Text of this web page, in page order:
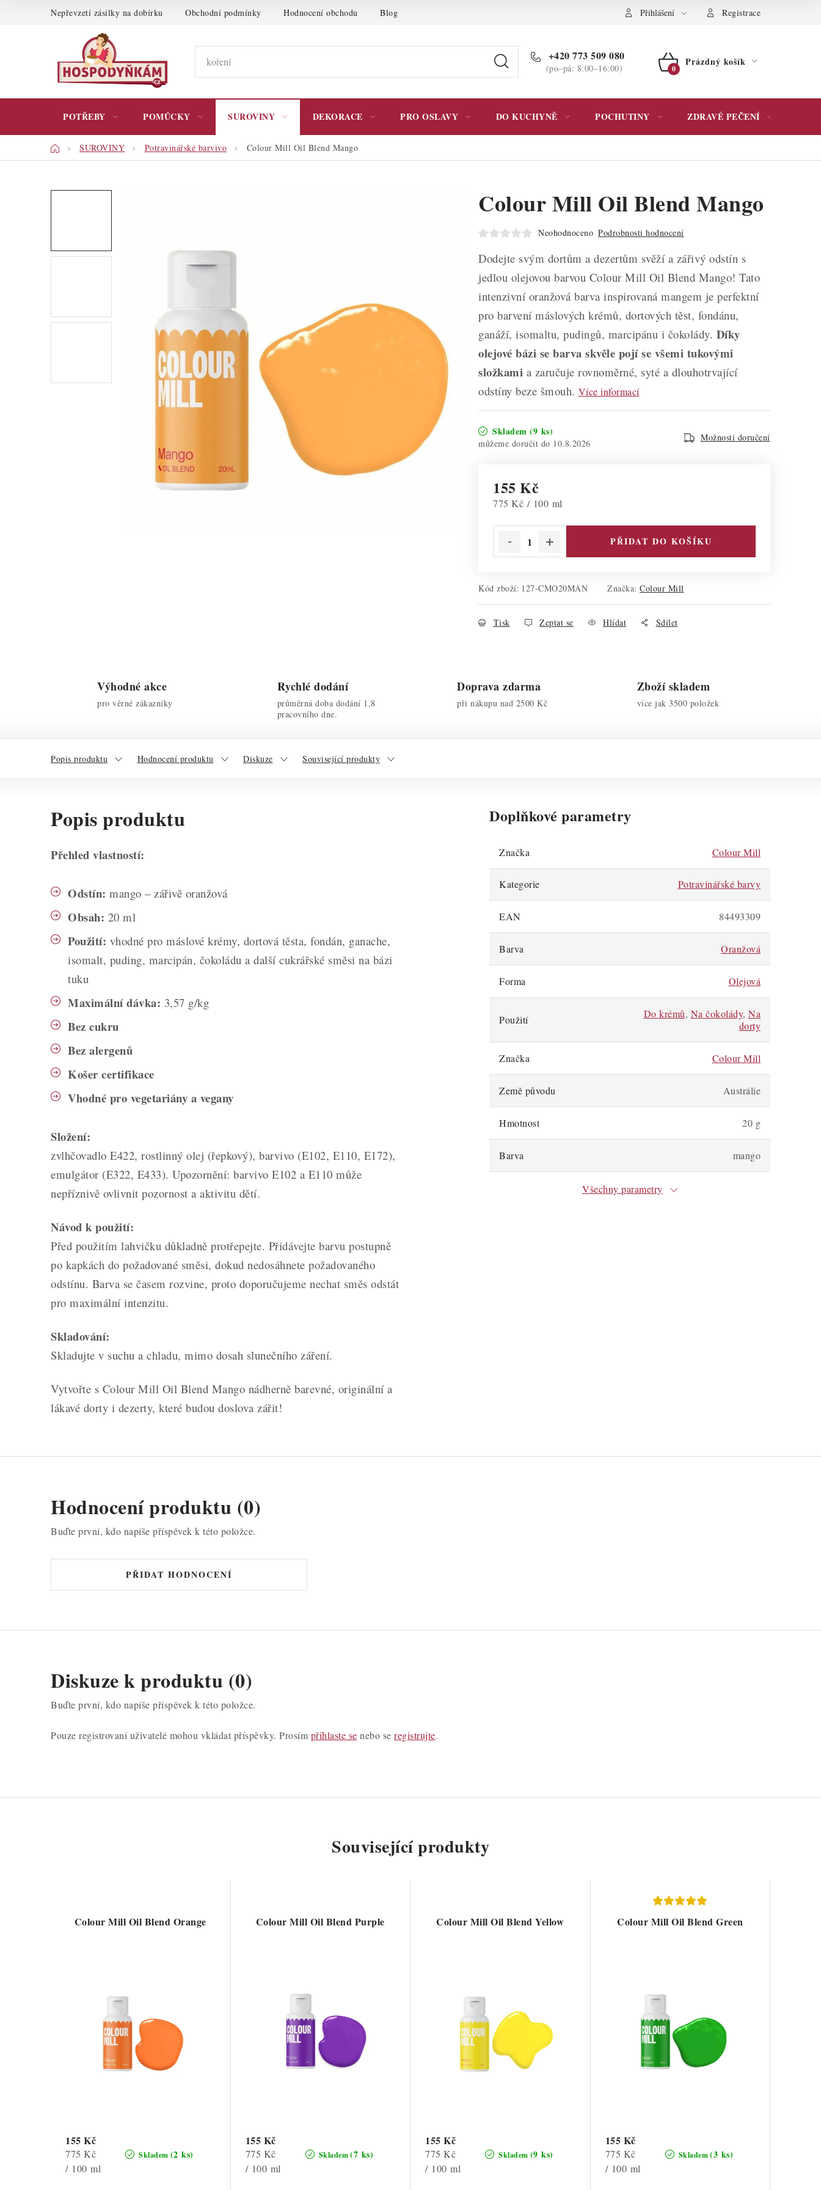
Nepřevzetí zásilky na dobírku Obchodní podmínky Hodnocení obchodu Blog Podmínky ochrany osobních údajů Přihlášení Registrace
+420 773 509 080
(po–pá: 8:00–16:00)
NÁKUPNÍ
Prázdný košík
POTŘEBY POMŮCKY SUROVINY DEKORACE PRO OSLAVY DO KUCHYNĚ POCHUTINY ZDRAVÉ PEČENÍ
DomůSUROVINY Potravinářské barvivo Colour Mill Oil Blend Mango
Colour Mill Oil Blend Mango
Neohodnoceno Podrobnosti hodnocení
Dodejte svým dortům a dezertům svěží a zářivý odstín s
jedlou olejovou barvou Colour Mill Oil Blend Mango! Tato
intenzivní oranžová barva inspirovaná mangem je perfektní
pro barvení máslových krémů, dortových těst, fondánu,
ganáží, isomaltu, pudingů, marcipánu i čokolády. Díky
olejové bázi se barva skvěle pojí se všemi tukovými
složkami a zaručuje rovnoměrné, syté a dlouhotrvající
odstíny beze šmouh. Více informací
Skladem (9 ks)
10.8.2026
Možnosti doručení
155 Kč
Měrná cena:
775 Kč / 100 ml
PŘIDAT DO KOŠÍKU
Kód zboží: 127-CMO20MAN Značka: Colour Mill
Tisk Zeptat se Hlídat Sdílet
Výhodné akce
pro věrné zákazníky
Rychlé dodání
průměrná doba dodání 1,8
pracovního dne.
Doprava zdarma
při nákupu nad 2500 Kč
Zboží skladem
více jak 3500 položek
Popis produktu Hodnocení produktu Diskuze Související produkty
Popis produktu
Přehled vlastností:
Odstín: mango – zářivě oranžová
Obsah: 20 ml
Použití: vhodné pro máslové krémy, dortová těsta, fondán, ganache,
isomalt, puding, marcipán, čokoládu a další cukrářské směsi na bázi
tuku
Maximální dávka: 3,57 g/kg
Bez cukru
Bez alergenů
Košer certifikace
Vhodné pro vegetariány a vegany
Složení:
zvlhčovadlo E422, rostlinný olej (řepkový), barvivo (E102, E110, E172),
emulgátor (E322, E433). Upozornění: barvivo E102 a E110 může
nepříznivě ovlivnit pozornost a aktivitu dětí.
Návod k použití:
Před použitím lahvičku důkladně protřepejte. Přidávejte barvu postupně
po kapkách do požadované směsi, dokud nedosáhnete požadovaného
odstínu. Barva se časem rozvine, proto doporučujeme nechat směs odstát
pro maximální intenzitu.
Skladování:
Skladujte v suchu a chladu, mimo dosah slunečního záření.
Vytvořte s Colour Mill Oil Blend Mango nádherně barevné, originální a
lákavé dorty i dezerty, které budou doslova zářit!
Doplňkové parametry
Značka Colour Mill
Kategorie Potravinářské barvy
EAN 84493309
Barva Oranžová
Forma Olejová
Použití Do krémů, Na čokolády, Na
dorty
Značka Colour Mill
Země původu Austrálie
Hmotnost 20 g
Barva mango
Všechny parametry
Hodnocení produktu (0)
Buďte první, kdo napíše příspěvek k této položce.
PŘIDAT HODNOCENÍ
Diskuze k produktu (0)
Buďte první, kdo napíše příspěvek k této položce.
Pouze registrovaní uživatelé mohou vkládat příspěvky. Prosím přihlaste se nebo se registrujte.
Související produkty
Colour Mill Oil Blend Orange
Skladem (2 ks)
155 Kč
Měrná
cena:
775 Kč
/ 100 ml
Colour Mill Oil Blend Purple
Skladem(7 ks)
155 Kč
Měrná
cena:
775 Kč
/ 100 ml
Colour Mill Oil Blend Yellow
Skladem (9 ks)
155 Kč
Měrná
cena:
775 Kč
/ 100 ml
Colour Mill Oil Blend Green
Skladem(3 ks)
155 Kč
Měrná
cena:
775 Kč
/ 100 ml